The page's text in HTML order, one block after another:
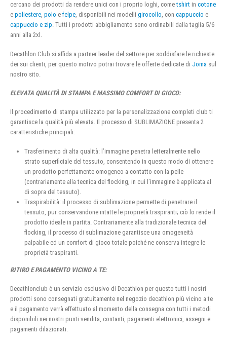
cercano dei prodotti da rendere unici con i proprio loghi, cometshirt in cotone
e poliestere, polo e felpe, disponibili nei modelli girocollo, con cappuccio e
cappuccio e zip. Tutti i prodotti abbigliamento sono ordinabili dalla taglia 5/6
anni alla 2xl.
Decathlon Club si affida a partner leader del settore per soddisfare le richieste
dei sui clienti, per questo motivo potrai trovare le offerte dedicate di Joma sul
nostro sito.
ELEVATA QUALITÀ DI STAMPA E MASSIMO COMFORT DI GIOCO:
Il procedimento di stampa utilizzato per la personalizzazione completi club ti
garantisce la qualità più elevata. Il processo di SUBLIMAZIONE presenta 2
caratteristiche principali:
Trasferimento di alta qualità: l’immagine penetra letteralmente nello
strato superficiale del tessuto, consentendo in questo modo di ottenere
un prodotto perfettamente omogeneo a contatto con la pelle
(contrariamente alla tecnica del flocking, in cui l’immagine è applicata al
di sopra del tessuto).
Traspirabilità: il processo di sublimazione permette di penetrare il
tessuto, pur conservandone intatte le proprietà traspiranti; ciò lo rende il
prodotto ideale in partita. Contrariamente alla tradizionale tecnica del
flocking, il processo di sublimazione garantisce una omogeneità
palpabile ed un comfort di gioco totale poiché ne conserva integre le
proprietà traspiranti.
RITIRO E PAGAMENTO VICINO A TE:
Decathlonclub è un servizio esclusivo di Decathlon per questo tutti i nostri
prodotti sono consegnati gratuitamente nel negozio decathlon più vicino a te
e il pagamento verrà effettuato al momento della consegna con tutti i metodi
disponibili nei nostri punti vendita, contanti, pagamenti elettronici, assegni e
pagamenti dilazionati.